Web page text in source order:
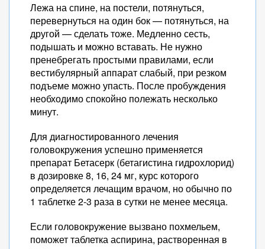
Лежа на спине, на постели, потянуться,
перевернуться на один бок — потянуться, на
другой — сделать тоже. Медленно сесть,
подышать и можно вставать. Не нужно
пренебрегать простыми правилами, если
вестибулярный аппарат слабый, при резком
подъеме можно упасть. После пробуждения
необходимо спокойно полежать несколько
минут.
Для диагностированного лечения
головокружения успешно применяется
препарат Бетасерк (бетагистина гидрохлорид)
в дозировке 8, 16, 24 мг, курс которого
определяется лечащим врачом, но обычно по
1 таблетке 2-3 раза в сутки не менее месяца.
Если головокружение вызвано похмельем,
поможет таблетка аспирина, растворенная в